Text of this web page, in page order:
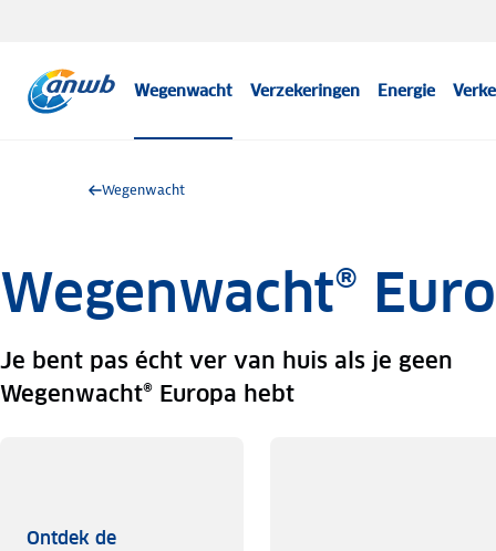
Wegenwacht Verzekeringen Energie
Wegenwacht
Wegenwacht®
Je bent pas écht ver van huis als je geen
Wegenwacht® Europa hebt
Ontdek de